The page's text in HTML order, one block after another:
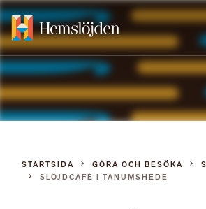
Gå
direkt
till
innehållet
STARTSIDA GÖRA OCH BESÖKA
SLÖJDCAFÉ I TANUMSHEDE